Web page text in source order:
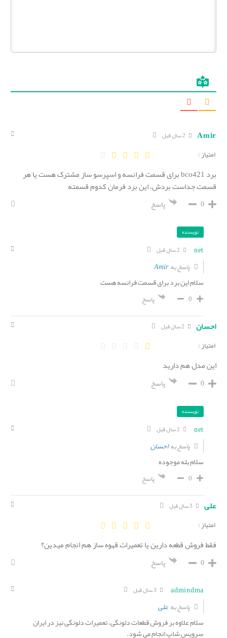
Amir
امتیاز :
برد bco421 برای قسمت فرانسه و اسپرسو ساز مشترک هست یا هر
قسمت جداست بردش، این برد فرمان کدوم قسمته
0 پاسخ
نویسنده
net
پاسخ بهAmir
سلام این برد برای قسمت فرانسه هست
0 پاسخ
احسان
امتیاز :
این مدل هم دارید
0 پاسخ
نویسنده
net
پاسخ بهاحسان
سلام بله موجوده
0 پاسخ
علی
امتیاز :
فقط فروش قطعه دارین یا تعمیرات قهوه ساز هم انجام میدین؟
0
پاسخ
admindma
پاسخ بهعلی
سلام علاوه بر فروش قطعات دلونگی، تعمیرات دلونگی نیز در ایران
سرویس شاپ انجام می شود.